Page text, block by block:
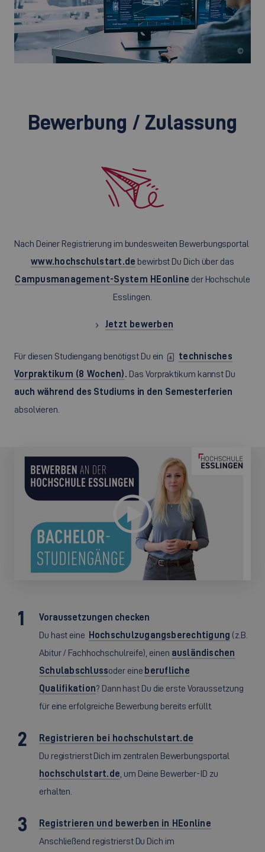
©
Bewerbung / Zulassung
Nach Deiner Registrierung im bundesweiten Bewerbungsportal
www.hochschulstart.de bewirbst Du Dich über das
Campusmanagement-System HEonline der Hochschule
Esslingen.
Jetzt bewerben
Für diesen Studiengang benötigst Du ein
technisches
Vorpraktikum (8 Wochen). Das Vorpraktikum kannst Du
auch während des Studiums in den Semesterferien
absolvieren.
Voraussetzungen checken
Du hast eine Hochschulzugangsberechtigung (z.B.
Abitur / Fachhochschulreife), einen ausländischen
Schulabschlussoder eine berufliche
Qualifikation? Dann hast Du die erste Voraussetzung
für eine erfolgreiche Bewerbung bereits erfüllt.
Registrieren bei hochschulstart.de
Du registrierst Dich im zentralen Bewerbungsportal
hochschulstart.de , um Deine Bewerber-ID zu
erhalten.
Registrieren und bewerben in HEonline
Anschließend registrierst Du Dich im